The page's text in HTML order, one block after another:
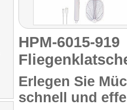
HPM-6015-
Erlegen Sie
schnell und